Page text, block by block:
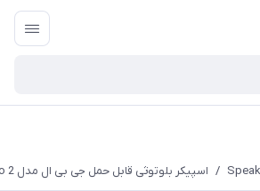
/ اسپیکر بلوتوثی قابل حمل جی بی ال مدل PartyBox On The Go 2